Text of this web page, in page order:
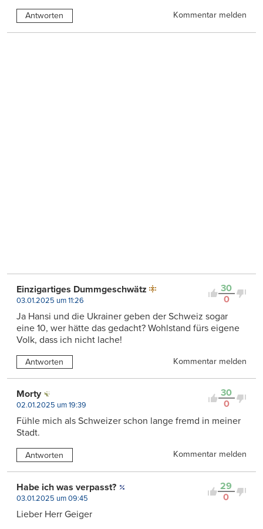
Antworten Kommentar melden
30
0
Einzigartiges Dummgeschwätz
03.01.2025 um 11:26
Ja Hansi und die Ukrainer geben der Schweiz sogar
eine 10, wer hätte das gedacht? Wohlstand fürs eigene
Volk, dass ich nicht lache!
Antworten Kommentar melden
30
0
Morty
02.01.2025 um 19:39
Fühle mich als Schweizer schon lange fremd in meiner
Stadt.
Antworten Kommentar melden
29
0
Habe ich was verpasst?
03.01.2025 um 09:45
Lieber Herr Geiger